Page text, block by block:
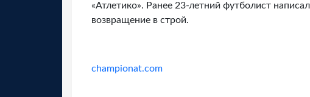
«Атлетико». Ранее 23-летний футболист
возвращение в строй.
championat.com